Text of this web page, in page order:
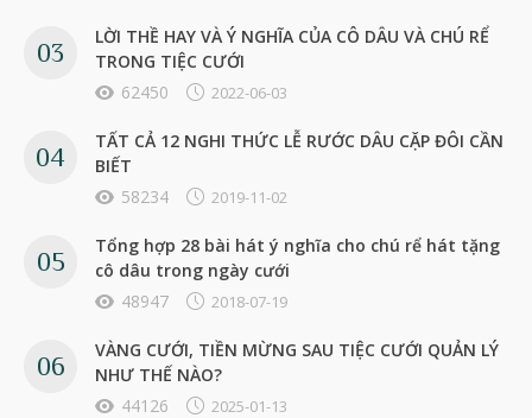
LỜI THỀ HAY VÀ Ý NGHĨA CỦA CÔ DÂU VÀ CHÚ RỂ
TRONG TIỆC CƯỚI
62450
2022-06-03
TẤT CẢ 12 NGHI THỨC LỄ RƯỚC DÂU CẶP ĐÔI CẦN
BIẾT
58234
2019-11-02
Tổng hợp 28 bài hát ý nghĩa cho chú rể hát tặng
cô dâu trong ngày cưới
48947
2018-07-19
VÀNG CƯỚI, TIỀN MỪNG SAU TIỆC CƯỚI QUẢN LÝ
NHƯ THẾ NÀO?
44126
2025-01-13